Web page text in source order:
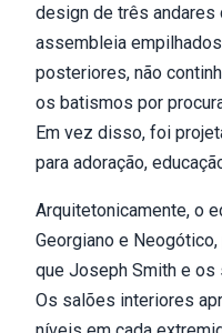
design de três
assembleia
posteriores, não
os batismos por
Em vez disso, foi
para adoração,
Arquitetonicamente, o
Georgiano e
que Joseph Smith e os
Os salões interiores